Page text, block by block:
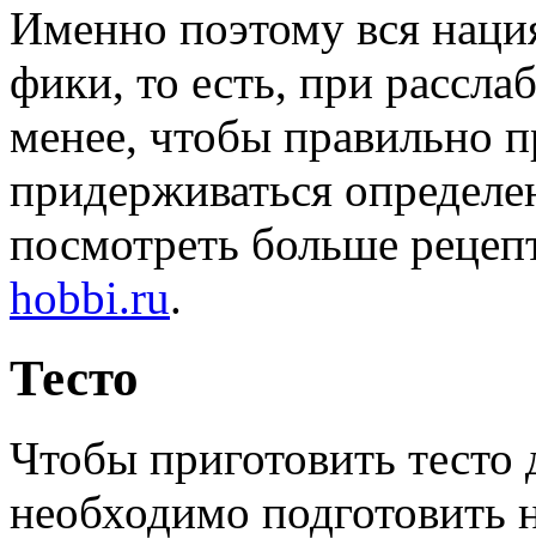
Именно поэтому вся
фики, то есть, при
менее, чтобы правильно
придерживаться
посмотреть больше
hobbi.ru.
Тесто
Чтобы приготовить
необходимо подготовить